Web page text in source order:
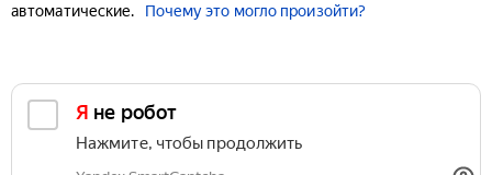
автоматические.
Почему это могло произойти?
Я не робот
Нажмите, чтобы продолжить